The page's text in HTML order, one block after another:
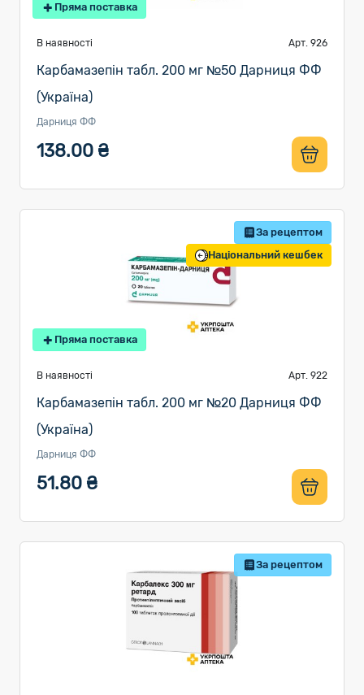
Пряма поставка
В наявності Арт. 926
Карбамазепін табл. 200 мг №50 Дарниця ФФ
(Україна)
Дарниця ФФ
138.00 ₴
За рецептом
Національний кешбек
Пряма поставка
В наявності Арт. 922
Карбамазепін табл. 200 мг №20 Дарниця ФФ
(Україна)
Дарниця ФФ
51.80 ₴
За рецептом